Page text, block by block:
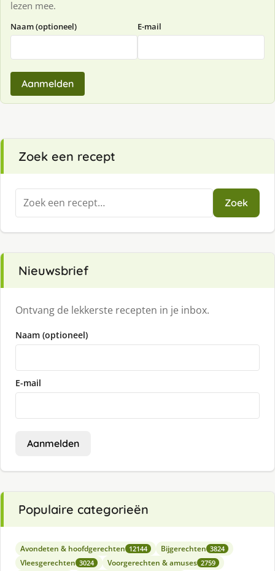
lezen mee.
Naam (optioneel) E-mail
Aanmelden
Zoek een recept
Zoeken
naar:
Zoek
Nieuwsbrief
Ontvang de lekkerste recepten in je inbox.
Naam (optioneel)
E-mail
Aanmelden
Populaire categorieën
Avondeten & hoofdgerechten 12144 Bijgerechten 3824
Vleesgerechten 3024 Voorgerechten & amuses 2759